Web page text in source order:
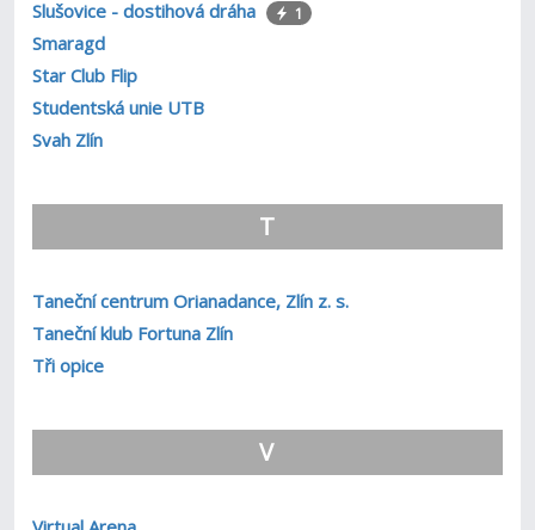
Slušovice - dostihová dráha 1
Smaragd
Star Club Flip
Studentská unie UTB
Svah Zlín
T
Taneční centrum Orianadance, Zlín z. s.
Taneční klub Fortuna Zlín
Tři opice
V